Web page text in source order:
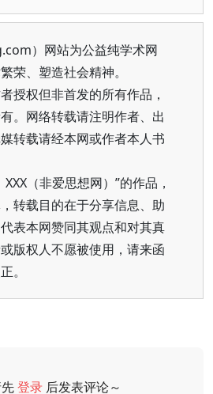
）网站为公益纯学术网
荣、塑造社会精神。
授权但非首发的所有作品，
。网络转载请注明作者、出
转载请经本网或作者本人书
（非爱思想网）”的作品，
转载目的在于分享信息、助
表本网赞同其观点和对其真
版权人不愿被使用，请来函
。
先登录 后发表评论～